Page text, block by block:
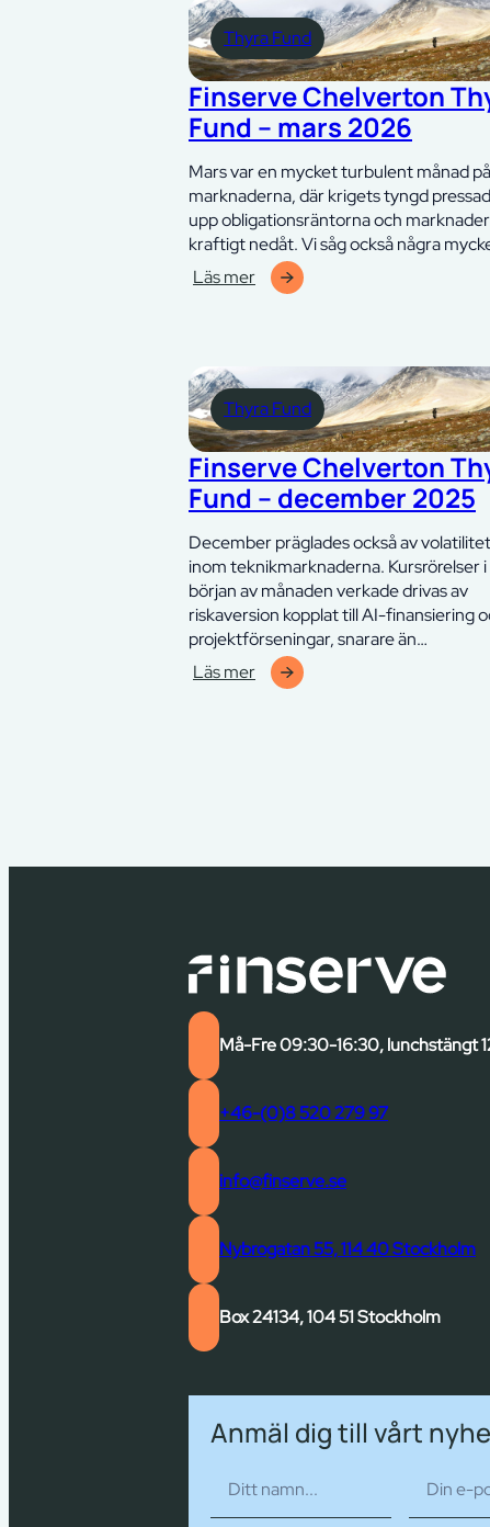
Thyra
Fund
–
juni
2026
Thyra Fund
Finserve Chelverton
Fund – mars 2026
Mars var en mycket turbulent månad på
marknaderna, där krigets tyngd
upp obligationsräntorna och
kraftigt nedåt. Vi såg också några
Läs mer
Fund
–
mars
2026
Thyra Fund
Finserve Chelverton
Fund – december 2025
December präglades också av volatilitet
inom teknikmarknaderna. Kursrörelser i
början av månaden verkade drivas av
riskaversion kopplat till AI-finansiering
projektförseningar, snarare än…
Läs mer
Må-Fre 09:30-16:30, lunchstängt
+46-(0)8 520 279 97
info@finserve.se
Nybrogatan 55, 114 40 Stockholm
Box 24134, 104 51 Stockholm
Anmäl dig till vårt